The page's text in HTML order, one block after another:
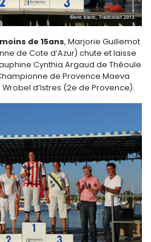
de 15ans, Marjorie Guillemot
de Cote d’Azur) chute et laisse
Cynthia Argaud de Théoule
de Provence Maeva
Wrobel d’Istres (2e de Provence).